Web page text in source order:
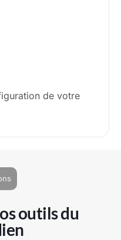
de votre
outils du